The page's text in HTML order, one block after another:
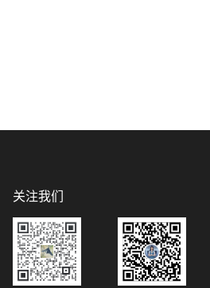
关注我们